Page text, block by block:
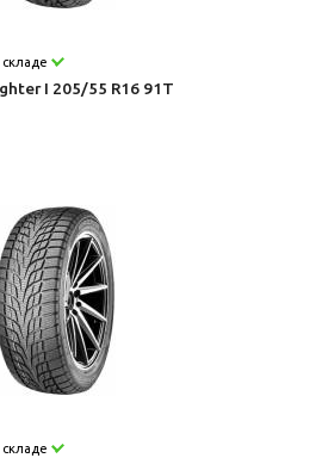
складе
I 205/55 R16 91T
складе